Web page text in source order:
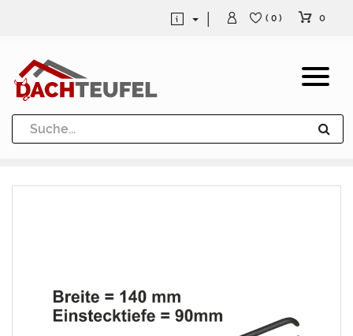
Dachrinne und Fallrohre
Werkzeuge und Löttechnik
( 0 ) 0